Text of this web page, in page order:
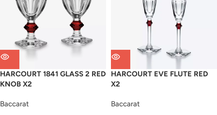
HARCOURT 1841 GLASS 2 RED
KNOB X2
Baccarat
HARCOURT EVE FLUTE RED
X2
Baccarat